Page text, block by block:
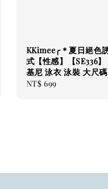
KKimee╭＊夏日絕色
式【性感】【SE336
基尼 泳衣 泳裝 大尺
Regular
NT$ 699